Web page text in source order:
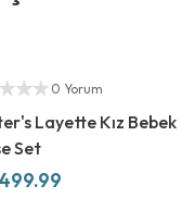
0 Yorum
Layette Kız Bebek
Set